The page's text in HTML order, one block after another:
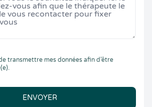
transmettre mes données afin d’être
ENVOYER